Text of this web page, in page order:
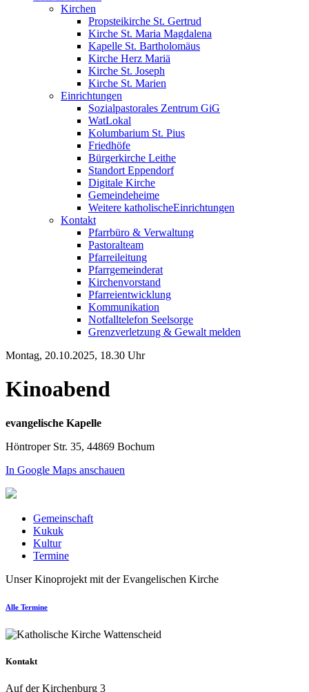
Kirchen
Propsteikirche St. Gertrud
Kirche St. Maria Magdalena
Kapelle St. Bartholomäus
Kirche Herz Mariä
Kirche St. Joseph
Kirche St. Marien
Einrichtungen
Sozialpastorales Zentrum GiG
WatLokal
Kolumbarium St. Pius
Friedhöfe
Bürgerkirche Leithe
Standort Eppendorf
Digitale Kirche
Gemeindeheime
Weitere katholische­­Einrichtungen
Kontakt
Pfarrbüro & Verwaltung
Pastoralteam
Pfarreileitung
Pfarrgemeinderat
Kirchenvorstand
Pfarreientwicklung
Kommunikation
Notfalltelefon Seelsorge
Grenzverletzung & Gewalt melden
Montag, 20.10.2025, 18.30 Uhr
Kinoabend
evangelische Kapelle
Höntroper Str. 35, 44869 Bochum
In Google Maps anschauen
Gemeinschaft
Kukuk
Kultur
Termine
Unser Kinoprojekt mit der Evangelischen Kirche
Alle Termine
Kontakt
Auf der Kirchenburg 3